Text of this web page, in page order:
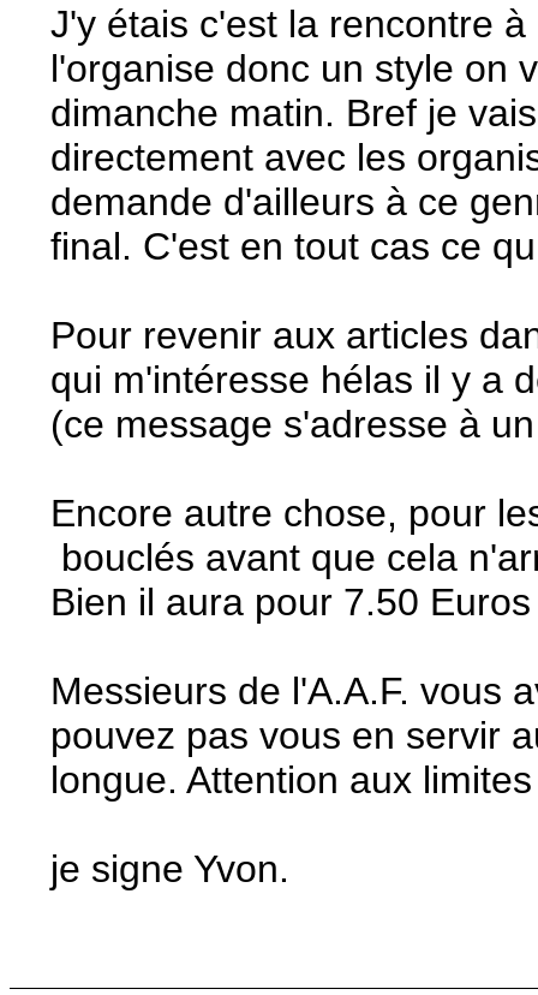
J'y étais c'est la rencontre
l'organise donc un style on
dimanche matin. Bref je
directement avec les
demande d'ailleurs à ce
final. C'est en tout cas ce
Pour revenir aux articles
qui m'intéresse hélas il y a
(ce message s'adresse à
Encore autre chose, pour
bouclés avant que cela
Bien il aura pour 7.50
Messieurs de l'A.A.F. vous
pouvez pas vous en servir
longue. Attention aux
je signe Yvon.